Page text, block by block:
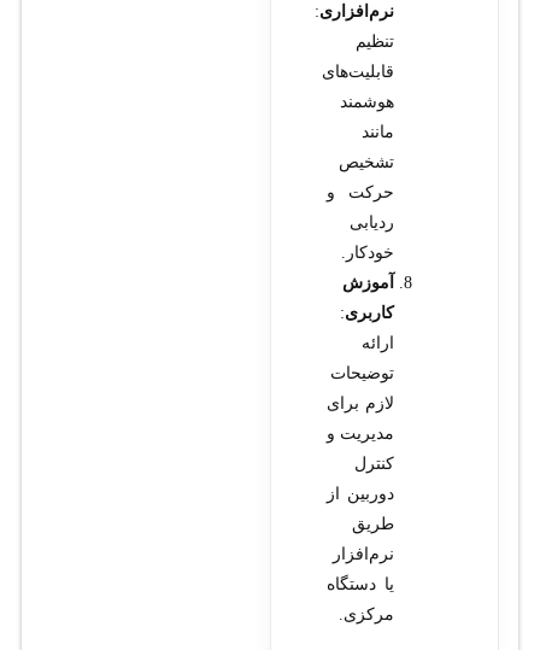
نرم‌افزاری:
تنظیم
قابلیت‌های
هوشمند
مانند
تشخیص
حرکت و
ردیابی
خودکار.
آموزش
کاربری:
ارائه
توضیحات
لازم برای
مدیریت و
کنترل
دوربین از
طریق
نرم‌افزار
یا دستگاه
مرکزی.